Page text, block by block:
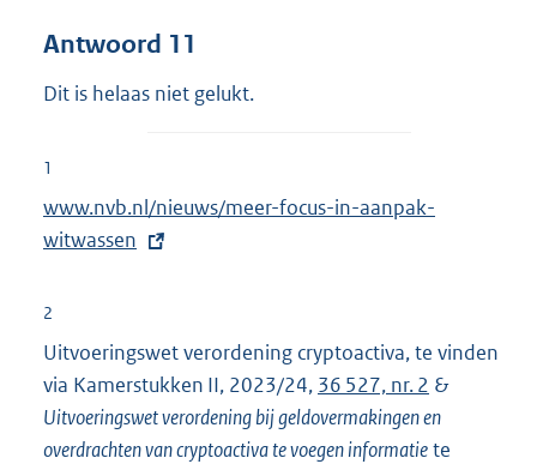
Antwoord 11
Dit is helaas niet gelukt.
1
E
x
e
www.nvb.nl/nieuws/meer-focus-in-aanpak-
witwassen
2
Uitvoeringswet verordening cryptoactiva, te vinden
via Kamerstukken II, 2023/24, 36 527, nr. 2 &
Uitvoeringswet verordening bij geldovermakingen en
overdrachten van cryptoactiva te voegen informatiete